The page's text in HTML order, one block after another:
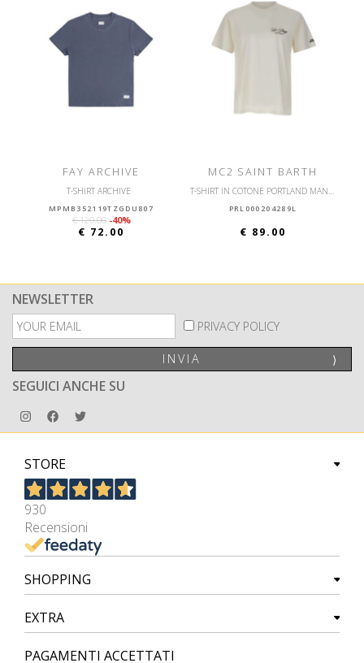
FAY ARCHIVE
T-SHIRT ARCHIVE
MPMB352119TZGDU807
€ 120.00 -40%
€ 72.00
MC2 SAINT BARTH
T-SHIRT IN COTONE PORTLAND MAN CON STAMPA FRONTALE
PRL000204289L
€ 89.00
NEWSLETTER
PRIVACY POLICY
INVIA ⟩
SEGUICI ANCHE SU
STORE
930
Recensioni
SHOPPING
EXTRA
PAGAMENTI ACCETTATI